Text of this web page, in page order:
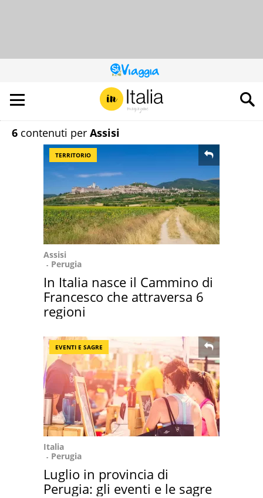
QUESTO
SITO
CONTRIBUISCE
ALL’AUDIENCE
DI
6 contenuti per Assisi
TERRITORIO
Assisi
Perugia
In Italia nasce il Cammino di
Francesco che attraversa 6
regioni
EVENTI E SAGRE
Italia
Perugia
Luglio in provincia di
Perugia: gli eventi e le sagre